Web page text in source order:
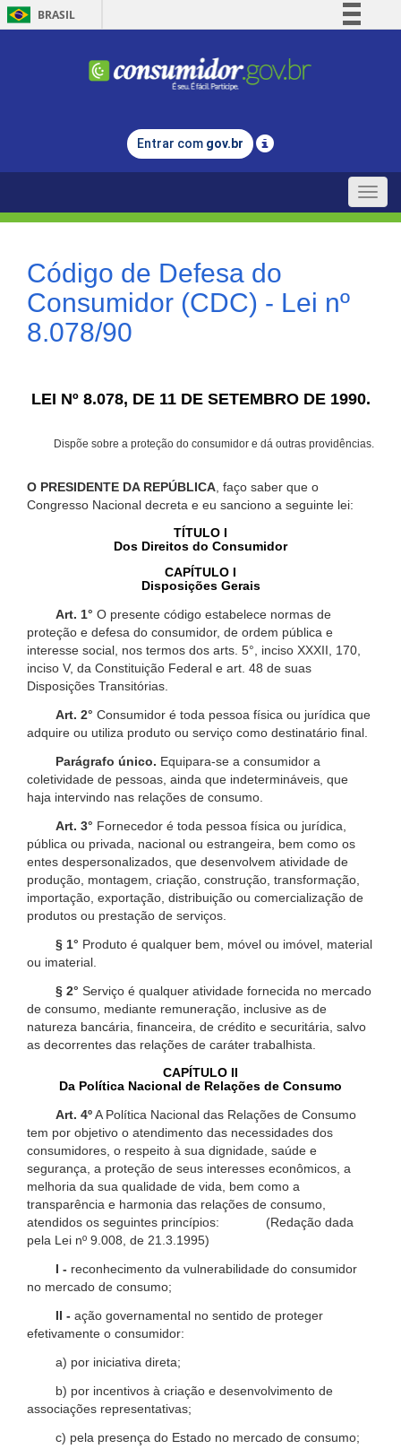
BRASIL
Comunica BR
Legislação
Entrar com gov.br
Toggle
Código de Defesa do
Consumidor (CDC) - Lei nº
8.078/90
LEI Nº 8.078, DE 11 DE SETEMBRO DE 1990.
Dispõe sobre a proteção do consumidor e dá outras providências.
O PRESIDENTE DA REPÚBLICA , faço saber que o
Congresso Nacional decreta e eu sanciono a seguinte lei:
TÍTULO I
Dos Direitos do Consumidor
CAPÍTULO I
Disposições Gerais
Art. 1° O presente código estabelece normas de
proteção e defesa do consumidor, de ordem pública e
interesse social, nos termos dos arts. 5°, inciso XXXII, 170,
inciso V, da Constituição Federal e art. 48 de suas
Disposições Transitórias.
Art. 2° Consumidor é toda pessoa física ou jurídica que
adquire ou utiliza produto ou serviço como destinatário final.
Parágrafo único. Equipara-se a consumidor a
coletividade de pessoas, ainda que indetermináveis, que
haja intervindo nas relações de consumo.
Art. 3° Fornecedor é toda pessoa física ou jurídica,
pública ou privada, nacional ou estrangeira, bem como os
entes despersonalizados, que desenvolvem atividade de
produção, montagem, criação, construção, transformação,
importação, exportação, distribuição ou comercialização de
produtos ou prestação de serviços.
§ 1° Produto é qualquer bem, móvel ou imóvel, material
ou imaterial.
§ 2° Serviço é qualquer atividade fornecida no mercado
de consumo, mediante remuneração, inclusive as de
natureza bancária, financeira, de crédito e securitária, salvo
as decorrentes das relações de caráter trabalhista.
CAPÍTULO II
Da Política Nacional de Relações de Consumo
Art. 4ºA Política Nacional das Relações de Consumo
tem por objetivo o atendimento das necessidades dos
consumidores, o respeito à sua dignidade, saúde e
segurança, a proteção de seus interesses econômicos, a
melhoria da sua qualidade de vida, bem como a
transparência e harmonia das relações de consumo,
atendidos os seguintes princípios: (Redação dada
pela Lei nº 9.008, de 21.3.1995)
I - reconhecimento da vulnerabilidade do consumidor
no mercado de consumo;
II - ação governamental no sentido de proteger
efetivamente o consumidor:
a) por iniciativa direta;
b) por incentivos à criação e desenvolvimento de
associações representativas;
c) pela presença do Estado no mercado de consumo;